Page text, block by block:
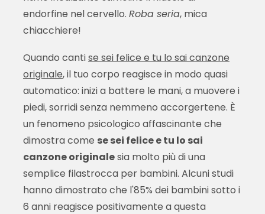
endorfine nel cervello. Roba seria, mica
chiacchiere!
Quando cantise sei felice e tu lo sai canzone
originale, il tuo corpo reagisce in modo quasi
automatico: inizi a battere le mani, a muovere i
piedi, sorridi senza nemmeno accorgertene. È
un fenomeno psicologico affascinante che
dimostra come se sei felice e tu lo sai
canzone originalesia molto più di una
semplice filastrocca per bambini. Alcuni studi
hanno dimostrato che l'85% dei bambini sotto i
6 anni reagisce positivamente a questa